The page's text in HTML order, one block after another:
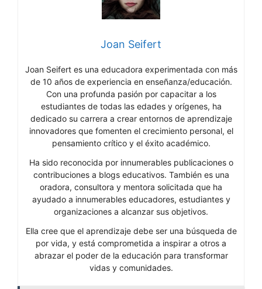
Joan Seifert
Joan Seifert es una educadora experimentada con más
de 10 años de experiencia en enseñanza/educación.
Con una profunda pasión por capacitar a los
estudiantes de todas las edades y orígenes, ha
dedicado su carrera a crear entornos de aprendizaje
innovadores que fomenten el crecimiento personal, el
pensamiento crítico y el éxito académico.
Ha sido reconocida por innumerables publicaciones o
contribuciones a blogs educativos. También es una
oradora, consultora y mentora solicitada que ha
ayudado a innumerables educadores, estudiantes y
organizaciones a alcanzar sus objetivos.
Ella cree que el aprendizaje debe ser una búsqueda de
por vida, y está comprometida a inspirar a otros a
abrazar el poder de la educación para transformar
vidas y comunidades.